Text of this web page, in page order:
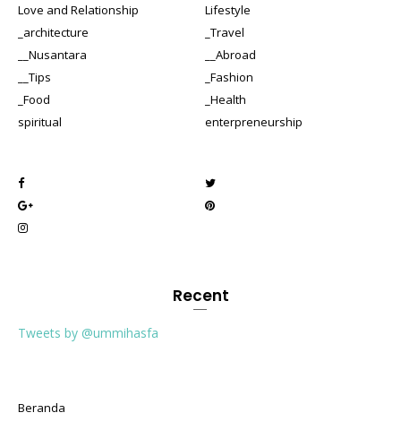
Love and Relationship
Lifestyle
_architecture
_Travel
__Nusantara
__Abroad
__Tips
_Fashion
_Food
_Health
spiritual
enterpreneurship
Recent
Tweets by @ummihasfa
Beranda